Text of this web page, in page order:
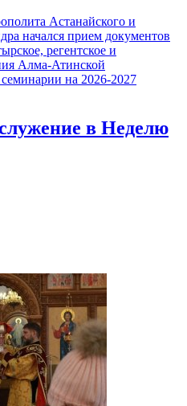
Астанайского и
начался прием документов
регентское и
Алма-Атинской
на 2026-2027
в Неделю